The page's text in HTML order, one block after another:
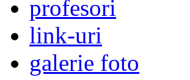
profesori
link-uri
galerie foto